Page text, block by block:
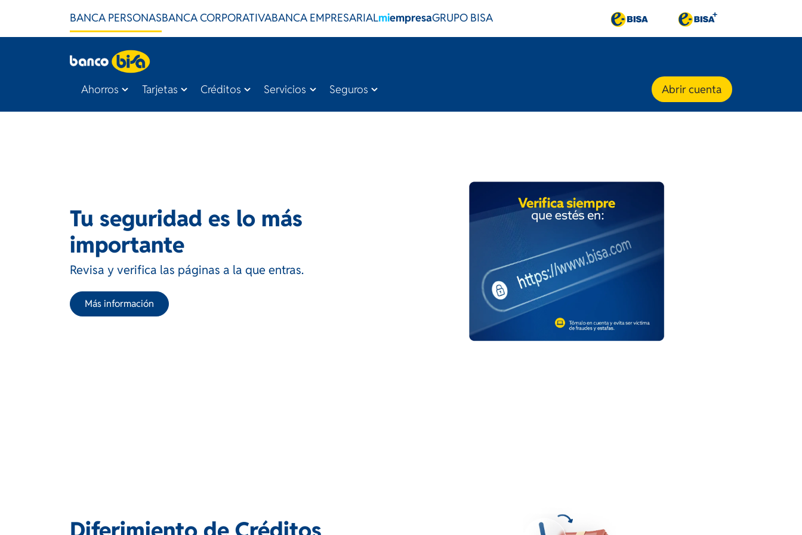
BANCA PERSONASBANCA CORPORATIVABANCA EMPRESARIALmiempresaGRUPO BISA
Ahorros Tarjetas Créditos Servicios Seguros Abrir cuenta
Tu seguridad es lo más
importante
Revisa y verifica las páginas a la que entras.
Más información